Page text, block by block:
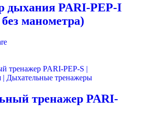
дыхания PARI-PEP-I
манометра)
тренажер PARI-